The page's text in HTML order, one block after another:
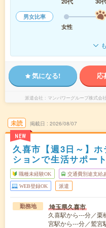
男女比率
女性
気になる! 応
派遣会社 マンパワーグループ株式
未読
NEW
掲載日 2026/08/07
久喜市【週3日～】
ションで生活サポート
職種未経験OK 交通費別途支給
WEB登録OK 派遣
勤務地 埼玉県久喜市
久喜駅から---分／栗
宮駅から---分／鷲宮